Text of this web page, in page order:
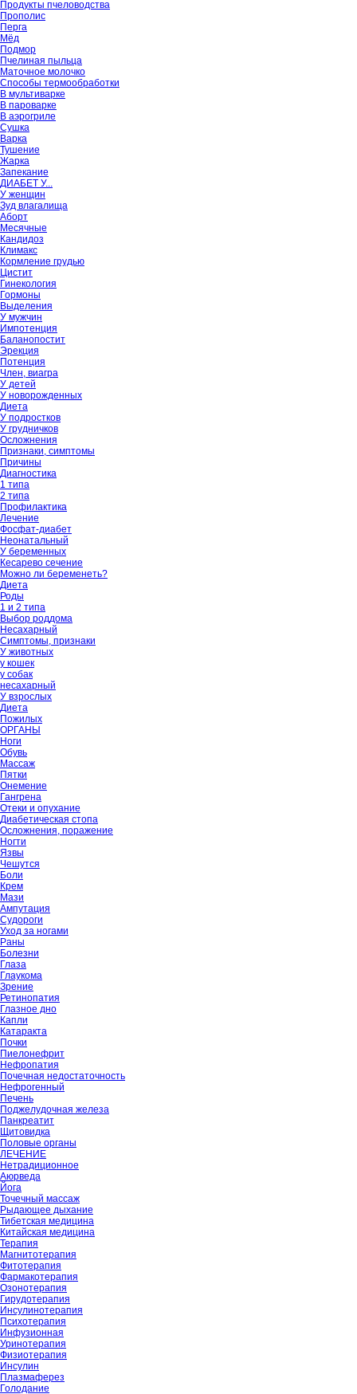
Продукты пчеловодства
Прополис
Перга
Мёд
Подмор
Пчелиная пыльца
Маточное молочко
Способы термообработки
В мультиварке
В пароварке
В аэрогриле
Сушка
Варка
Тушение
Жарка
Запекание
ДИАБЕТ У...
У женщин
Зуд влагалища
Аборт
Месячные
Кандидоз
Климакс
Кормление грудью
Цистит
Гинекология
Гормоны
Выделения
У мужчин
Импотенция
Баланопостит
Эрекция
Потенция
Член, виагра
У детей
У новорожденных
Диета
У подростков
У грудничков
Осложнения
Признаки, симптомы
Причины
Диагностика
1 типа
2 типа
Профилактика
Лечение
Фосфат-диабет
Неонатальный
У беременных
Кесарево сечение
Можно ли беременеть?
Диета
Роды
1 и 2 типа
Выбор роддома
Несахарный
Симптомы, признаки
У животных
у кошек
у собак
несахарный
У взрослых
Диета
Пожилых
ОРГАНЫ
Ноги
Обувь
Массаж
Пятки
Онемение
Гангрена
Отеки и опухание
Диабетическая стопа
Осложнения, поражение
Ногти
Язвы
Чешутся
Боли
Крем
Мази
Ампутация
Судороги
Уход за ногами
Раны
Болезни
Глаза
Глаукома
Зрение
Ретинопатия
Глазное дно
Капли
Катаракта
Почки
Пиелонефрит
Нефропатия
Почечная недостаточность
Нефрогенный
Печень
Поджелудочная железа
Панкреатит
Щитовидка
Половые органы
ЛЕЧЕНИЕ
Нетрадиционное
Аюрведа
Йога
Точечный массаж
Рыдающее дыхание
Тибетская медицина
Китайская медицина
Терапия
Магнитотерапия
Фитотерапия
Фармакотерапия
Озонотерапия
Гирудотерапия
Инсулинотерапия
Психотерапия
Инфузионная
Уринотерапия
Физиотерапия
Инсулин
Плазмаферез
Голодание